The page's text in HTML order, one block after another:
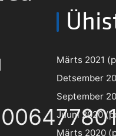
Märts 2021
Detsember
September
Juuni 2020
Märts 2020